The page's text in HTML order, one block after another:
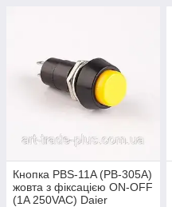
Кнопка PBS-11A (PB-305A)
жовта з фіксацією ON-OFF
(1A 250VAC) Daier